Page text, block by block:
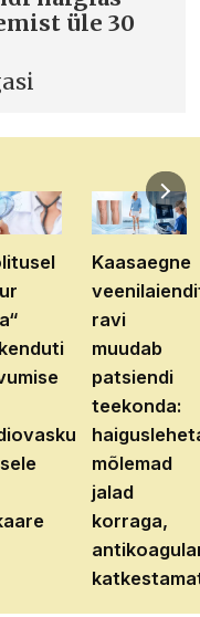
üle 30
Kaasaegne
ravi
muudab
patsiendi
teekonda:
mõlemad
jalad
korraga,